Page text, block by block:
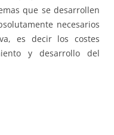
que se desarrollen
necesarios
es decir los costes
y desarrollo del